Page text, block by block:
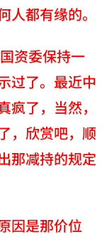
都有缘的。
资委保持一
过了。最近中
了，当然，
，欣赏吧，顺
那减持的规定
因是那价位